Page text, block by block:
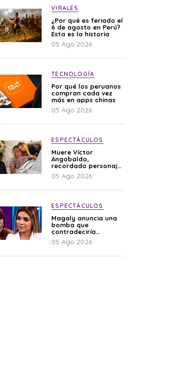
VIRALES
¿Por qué es feriado el
6 de agosto en Perú?
Esta es la historia
05 Ago 2026
TECNOLOGÍA
Por qué los peruanos
compran cada vez
más en apps chinas
05 Ago 2026
ESPECTÁCULOS
Muere Víctor
Angobaldo,
recordado personaje
de la farándula y
expareja de Shirley
05 Ago 2026
ESPECTÁCULOS
Magaly anuncia una
bomba que
contradeciría
comunicado de La
Bella Luz: “Hay un
05 Ago 2026